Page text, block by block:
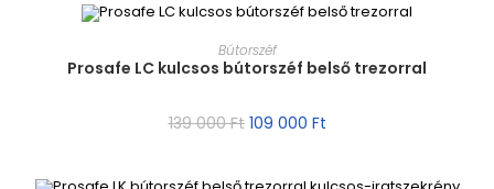
MÉRET VÁLASZTÁSA
Bútorszéf
Prosafe LC kulcsos bútorszéf belső trezorral
139 000Ft 109 000 Ft